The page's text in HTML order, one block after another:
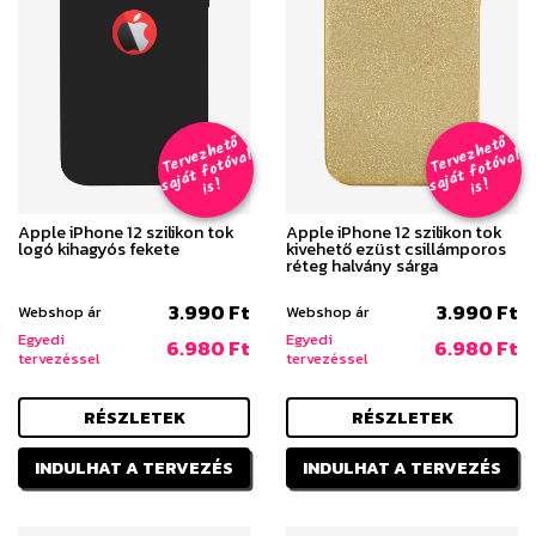
T
er
v
e
z
h
e
t
ő
s
aj
á
t
f
o
t
ó
v
al
i
s
!
Apple iPhone 12 szilikon tok
logó kihagyós fekete
Webshop ár 3.990 Ft
Egyedi
tervezéssel
6.980 Ft
RÉSZLETEK
INDULHAT A TERVEZÉS
T
er
v
e
z
h
e
t
ő
s
aj
á
t
f
o
t
ó
v
al
i
s
!
Apple iPhone 12 szilikon tok
kivehető ezüst csillámporos
réteg halvány sárga
Webshop ár 3.990 Ft
Egyedi
tervezéssel
6.980 Ft
RÉSZLETEK
INDULHAT A TERVEZÉS